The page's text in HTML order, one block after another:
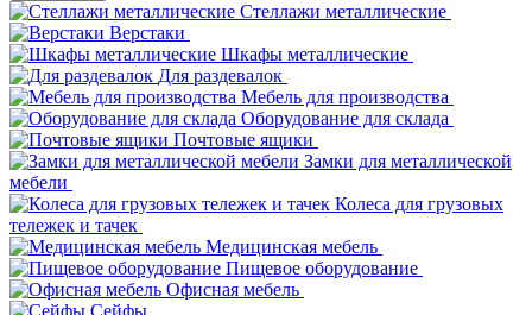
Стеллажи металлические
Верстаки
Шкафы металлические
Для раздевалок
Мебель для производства
Оборудование для склада
Почтовые ящики
Замки для металлической
мебели
Колеса для грузовых
тележек и тачек
Медицинская мебель
Пищевое оборудование
Офисная мебель
Сейфы